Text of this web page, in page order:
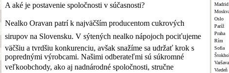
A aké je postavenie spoločnosti v súčasnosti?
Nealko Oravan patrí k najväčším producentom cukrových
sirupov na Slovensku. V sýtených nealko nápojoch pociťujeme
väčšiu a tvrdšiu konkurenciu, avšak snažíme sa udržať krok s
poprednými výrobcami. Našimi odberateľmi sú súkromné
veľkoobchody, ako aj nadnárodné spoločnosti, stručne
Madrid
Oslo
Paríž
Praha
Rím
Sofia
Varšava
Viedeň